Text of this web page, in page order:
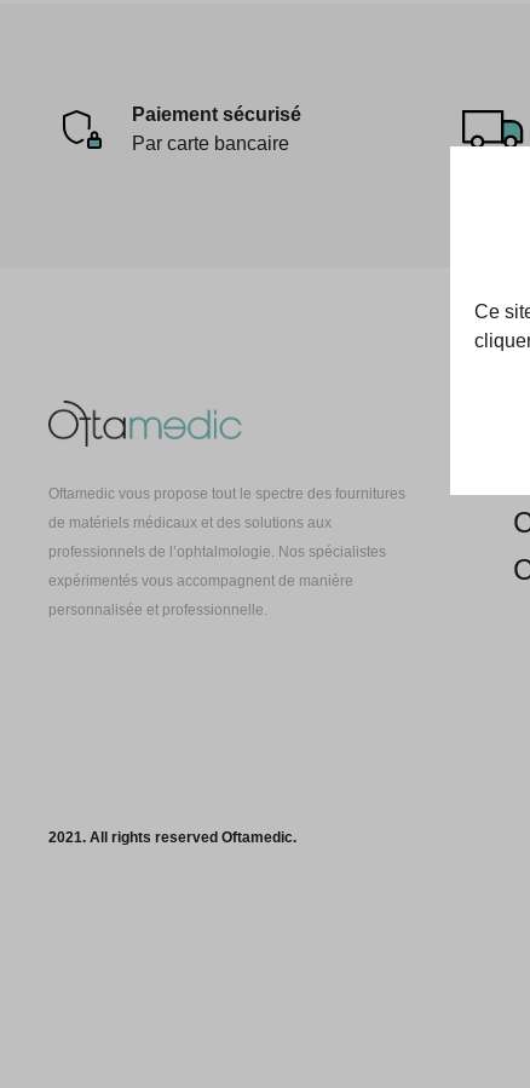
Ce
Paiement sécurisé
Par carte bancaire
Oftamedic vous propose tout le spectre des fournitures
de matériels médicaux et des solutions aux
professionnels de l’ophtalmologie. Nos spécialistes
expérimentés vous accompagnent de manière
personnalisée et professionnelle.
2021. All rights reserved Oftamedic.